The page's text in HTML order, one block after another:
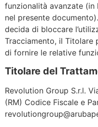
funzionalità avanzate
nel presente
decida di bloccare
Tracciamento, il Titolare
di fornire le relative
Titolare del
Revolution Group S.r.l.
(RM) Codice Fiscale e